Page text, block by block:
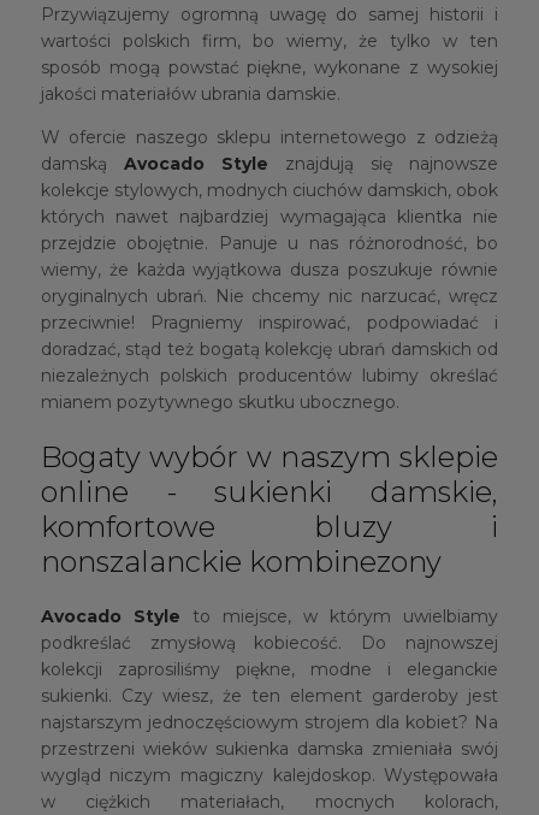
Przywiązujemy ogromną uwagę do samej historii i
wartości polskich firm, bo wiemy, że tylko w ten
sposób mogą powstać piękne, wykonane z wysokiej
jakości materiałów ubrania damskie.
W ofercie naszego sklepu internetowego z odzieżą
damską Avocado Style znajdują się najnowsze
kolekcje stylowych, modnych ciuchów damskich, obok
których nawet najbardziej wymagająca klientka nie
przejdzie obojętnie. Panuje u nas różnorodność, bo
wiemy, że każda wyjątkowa dusza poszukuje równie
oryginalnych ubrań. Nie chcemy nic narzucać, wręcz
przeciwnie! Pragniemy inspirować, podpowiadać i
doradzać, stąd też bogatą kolekcję ubrań damskich od
niezależnych polskich producentów lubimy określać
mianem pozytywnego skutku ubocznego.
Bogaty wybór w naszym sklepie
online - sukienki damskie,
komfortowe bluzy i
nonszalanckie kombinezony
Avocado Style
to miejsce, w którym uwielbiamy
podkreślać zmysłową kobiecość. Do najnowszej
kolekcji zaprosiliśmy piękne, modne i eleganckie
sukienki. Czy wiesz, że ten element garderoby jest
najstarszym jednoczęściowym strojem dla kobiet? Na
przestrzeni wieków sukienka damska zmieniała swój
wygląd niczym magiczny kalejdoskop. Występowała
w ciężkich materiałach, mocnych kolorach,